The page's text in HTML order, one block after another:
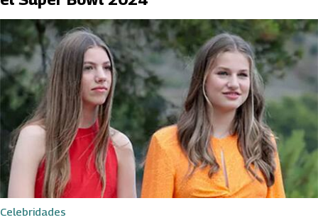
Celebridades